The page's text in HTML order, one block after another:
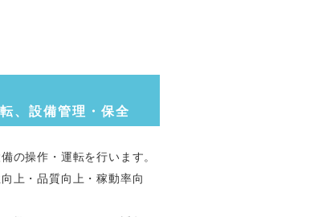
、設備管理・保全
の操作・運転を行います。
上・品質向上・稼動率向